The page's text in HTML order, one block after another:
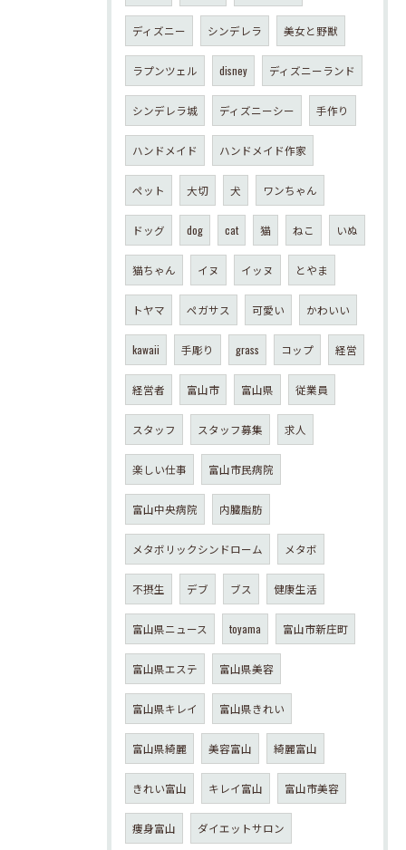
ディズニー シンデレラ 美女と野獣
ラプンツェル disney ディズニーランド
シンデレラ城 ディズニーシー 手作り
ハンドメイド ハンドメイド作家
ペット 大切 犬 ワンちゃん
ドッグ dog cat 猫 ねこ いぬ
猫ちゃん イヌ イッヌ とやま
トヤマ ペガサス 可愛い かわいい
kawaii 手彫り grass コップ 経営
経営者 富山市 富山県 従業員
スタッフ スタッフ募集 求人
楽しい仕事 富山市民病院
富山中央病院 内臓脂肪
メタボリックシンドローム メタボ
不摂生 デブ ブス 健康生活
富山県ニュース toyama 富山市新庄町
富山県エステ 富山県美容
富山県キレイ 富山県きれい
富山県綺麗 美容富山 綺麗富山
きれい富山 キレイ富山 富山市美容
痩身富山 ダイエットサロン